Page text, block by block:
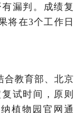
漏判。成绩复
将在3个工作日
合教育部、北京
试时间，原则
植物园官网通